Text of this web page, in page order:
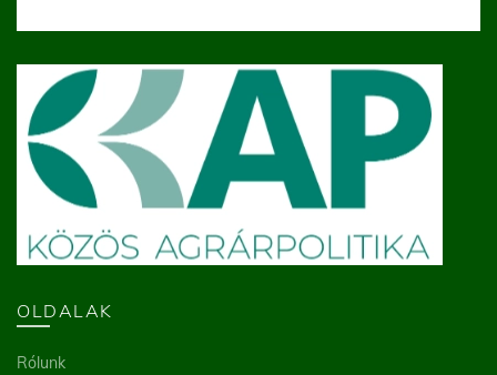
OLDALAK
Rólunk